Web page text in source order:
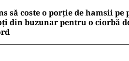
prețuri accesibile.
mult de Crăciun decât
în apropierea datei de